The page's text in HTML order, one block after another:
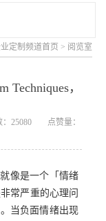
定制频道首页 > 阅览室
Techniques，
25080
点赞量：
像是一个「情绪
常严重的心理问
当负面情绪出现